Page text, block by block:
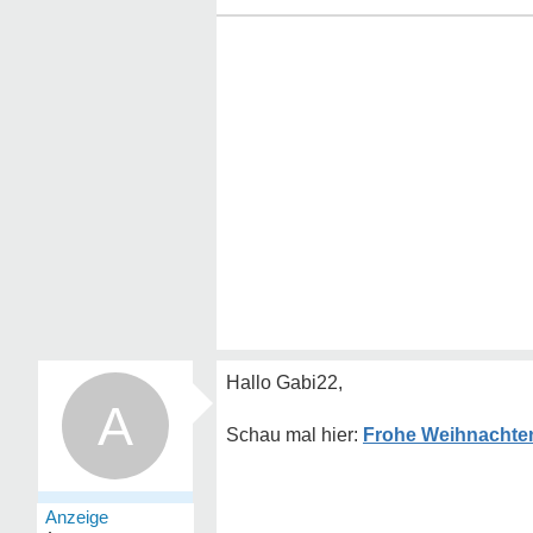
A
Hallo Gabi22,
Frohe